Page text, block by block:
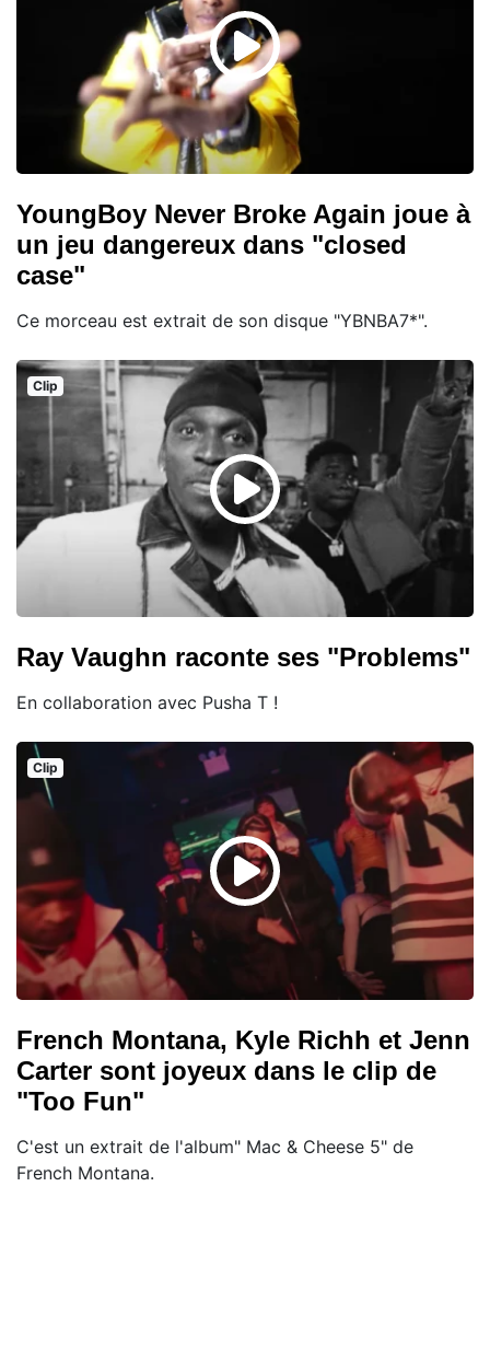
YoungBoy Never Broke Again joue à
un jeu dangereux dans "closed
case"
Ce morceau est extrait de son disque "YBNBA7*".
Clip
Ray Vaughn raconte ses "Problems"
En collaboration avec Pusha T !
Clip
French Montana, Kyle Richh et Jenn
Carter sont joyeux dans le clip de
"Too Fun"
C'est un extrait de l'album" Mac & Cheese 5" de
French Montana.